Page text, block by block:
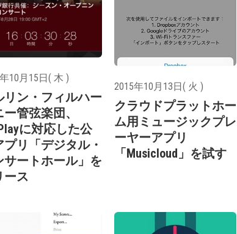
10月15日( 木 )
リン・フィルハー
ー管弦楽団、
に対応した公
プリ「デジタル・
サートホール」を
ース
2015年10月13日( 火 )
クラウドプラットホー
ム用ミュージックプレ
ーヤーアプリ
「Musicloud」を試す